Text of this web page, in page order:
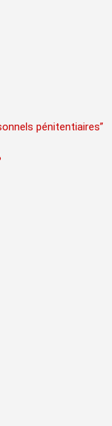
pénitentiaires”